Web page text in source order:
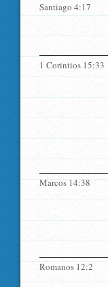
Santiago 4:17
1 Corintios 15:33
Marcos 14:38
Romanos 12:2